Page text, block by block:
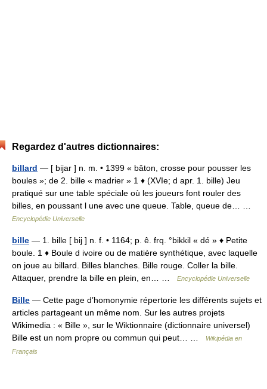
Regardez d'autres dictionnaires:
billard — [ bijar ] n. m. • 1399 « bâton, crosse pour pousser les
boules »; de 2. bille « madrier » 1 ♦ (XVIe; d apr. 1. bille) Jeu
pratiqué sur une table spéciale où les joueurs font rouler des
billes, en poussant l une avec une queue. Table, queue de… …
Encyclopédie Universelle
bille — 1. bille [ bij ] n. f. • 1164; p. ê. frq. °bikkil « dé » ♦ Petite
boule. 1 ♦ Boule d ivoire ou de matière synthétique, avec laquelle
on joue au billard. Billes blanches. Bille rouge. Coller la bille.
Attaquer, prendre la bille en plein, en… …
Encyclopédie Universelle
Bille — Cette page d’homonymie répertorie les différents sujets et
articles partageant un même nom. Sur les autres projets
Wikimedia : « Bille », sur le Wiktionnaire (dictionnaire universel)
Bille est un nom propre ou commun qui peut… …
Wikipédia en
Français